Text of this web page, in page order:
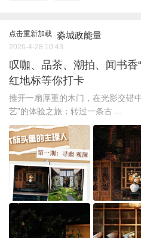
点击重新加载 淼城政能量
2026-4-28 10:43
叹咖、品茶、潮拍、闻书香
红地标等你打卡
推开一扇厚重的木门，在光影交错
艺”的体验之旅；转过一条古 ...